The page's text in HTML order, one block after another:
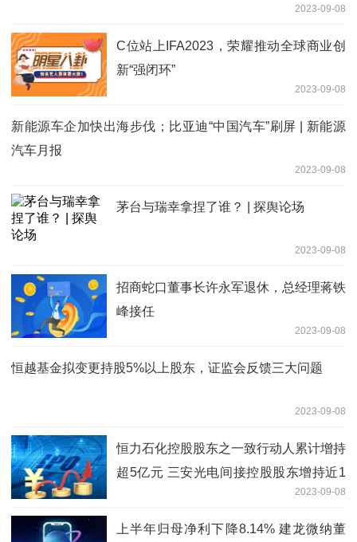
2023-09-08
C位站上IFA2023，荣耀推动全球商业创
新“强闭环”
2023-09-08
新能源车企加快出海步伐；比亚迪“中国汽车”刷屏 | 新能源
汽车月报
2023-09-08
茅台与瑞幸拿捏了谁？ | 探舆论场
2023-09-08
招商蛇口董事长许永军退休，总经理蒋铁
峰接任
2023-09-08
恒越基金拟变更持股5%以上股东，证监会反馈三大问题
2023-09-08
恒力石化控股股东之一致行动人累计增持
超5亿元 三安光电间接控股股东增持近1
2023-09-08
上半年归母净利下降8.14% 建龙微纳董